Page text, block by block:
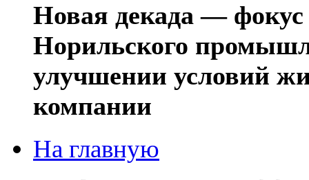
Новая декада — фокус
Норильского
улучшении условий
компании
На главную